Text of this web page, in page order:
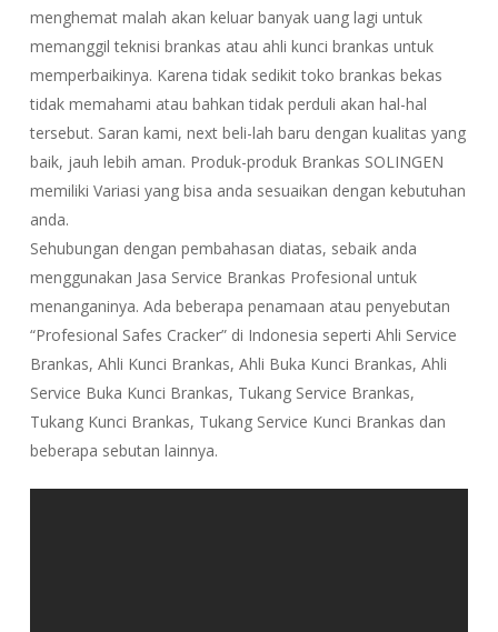
menghemat malah akan keluar banyak uang lagi untuk
memanggil teknisi brankas atau ahli kunci brankas untuk
memperbaikinya. Karena tidak sedikit toko brankas bekas
tidak memahami atau bahkan tidak perduli akan hal-hal
tersebut. Saran kami, next beli-lah baru dengan kualitas yang
baik, jauh lebih aman. Produk-produk Brankas SOLINGEN
memiliki Variasi yang bisa anda sesuaikan dengan kebutuhan
anda.
Sehubungan dengan pembahasan diatas, sebaik anda
menggunakan Jasa Service Brankas Profesional untuk
menanganinya. Ada beberapa penamaan atau penyebutan
“Profesional Safes Cracker” di Indonesia seperti Ahli Service
Brankas, Ahli Kunci Brankas, Ahli Buka Kunci Brankas, Ahli
Service Buka Kunci Brankas, Tukang Service Brankas,
Tukang Kunci Brankas, Tukang Service Kunci Brankas dan
beberapa sebutan lainnya.